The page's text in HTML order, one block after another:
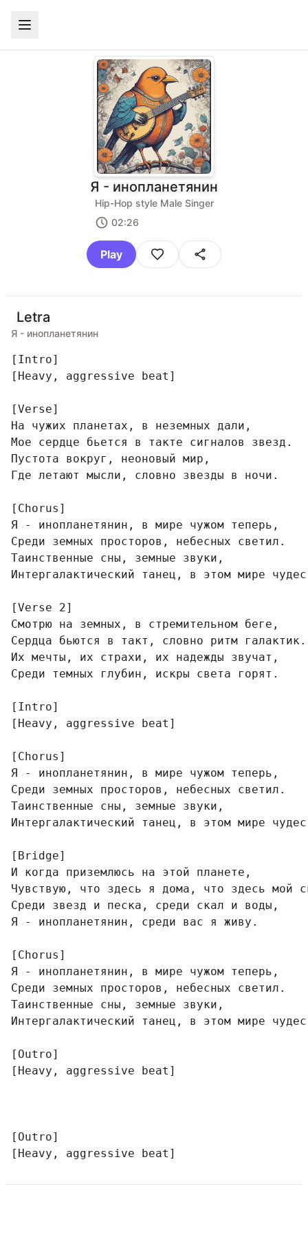
Я - инопланетянин
Hip-Hop style Male Singer
02:26
Play
Letra
Я - инопланетянин
[Intro]
[Heavy, aggressive beat]
[Verse]
На чужих планетах, в неземных дали,
Мое сердце бьется в такте сигналов звезд.
Пустота вокруг, неоновый мир,
Где летают мысли, словно звезды в ночи.
[Chorus]
Я - инопланетянин, в мире чужом теперь,
Среди земных просторов, небесных светил.
Таинственные сны, земные звуки,
Интергалактический танец, в этом мире
[Verse 2]
Смотрю на земных, в стремительном беге,
Сердца бьются в такт, словно ритм галактик.
Их мечты, их страхи, их надежды звучат,
Среди темных глубин, искры света горят.
[Intro]
[Heavy, aggressive beat]
[Chorus]
Я - инопланетянин, в мире чужом теперь,
Среди земных просторов, небесных светил.
Таинственные сны, земные звуки,
Интергалактический танец, в этом мире
[Bridge]
И когда приземлюсь на этой планете,
Чувствую, что здесь я дома, что здесь мой
Среди звезд и песка, среди скал и воды,
Я - инопланетянин, среди вас я живу.
[Chorus]
Я - инопланетянин, в мире чужом теперь,
Среди земных просторов, небесных светил.
Таинственные сны, земные звуки,
Интергалактический танец, в этом мире
[Outro]
[Heavy, aggressive beat]
[Outro]
[Heavy, aggressive beat]